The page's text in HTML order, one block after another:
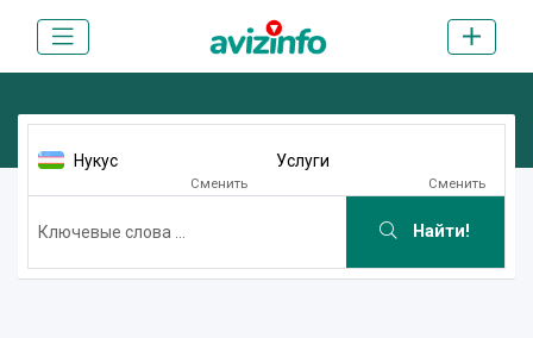
Нукус
Сменить
Услуги
Сменить
Найти!